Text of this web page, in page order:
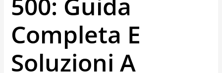
Completa E
Soluzioni A